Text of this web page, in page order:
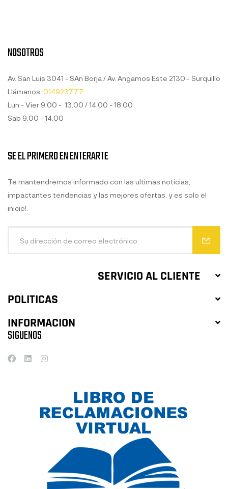
NOSOTROS
Av. San Luis 3041 - SAn Borja / Av. Angamos Este 2130 - Surquillo
Llámanos: 014923777
Lun - Vier 9.00 - 13.00 / 14.00 - 18.00
Sab 9.00 - 14.00
SERVICIO AL CLIENTE
POLITICAS
INFORMACION
SE EL PRIMERO EN ENTERARTE
Te mantendremos informado con las ultimas noticias,
impactantes tendencias y las mejores ofertas. y es solo el
inicio!.
SIGUENOS